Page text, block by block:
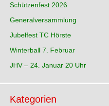
Schützenfest 2026
Generalversammlung
Jubelfest TC Hörste
Winterball 7. Februar
JHV – 24. Januar 20 Uhr
Kategorien